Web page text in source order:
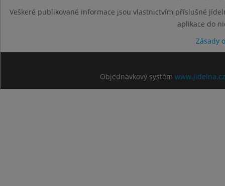
Veškeré publikované informace jsou vlastnictvím příslušné
aplikace do
Zásady
Objednávkový systém www.jidelna.cz